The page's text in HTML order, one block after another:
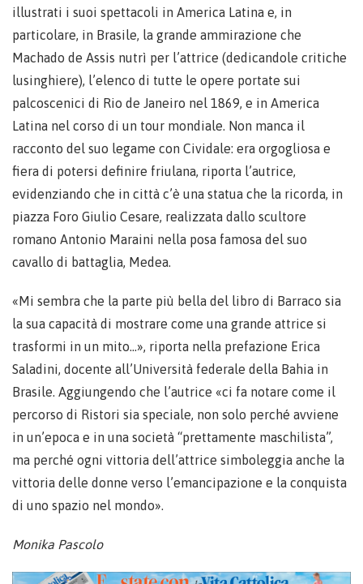
illustrati i suoi spettacoli in America Latina e, in
particolare, in Brasile, la grande ammirazione che
Machado de Assis nutrì per l’attrice (dedicandole critiche
lusinghiere), l’elenco di tutte le opere portate sui
palcoscenici di Rio de Janeiro nel 1869, e in America
Latina nel corso di un tour mondiale. Non manca il
racconto del suo legame con Cividale: era orgogliosa e
fiera di potersi definire friulana, riporta l’autrice,
evidenziando che in città c’è una statua che la ricorda, in
piazza Foro Giulio Cesare, realizzata dallo scultore
romano Antonio Maraini nella posa famosa del suo
cavallo di battaglia, Medea.
«Mi sembra che la parte più bella del libro di Barraco sia
la sua capacità di mostrare come una grande attrice si
trasformi in un mito…», riporta nella prefazione Erica
Saladini, docente all’Università federale della Bahia in
Brasile. Aggiungendo che l’autrice «ci fa notare come il
percorso di Ristori sia speciale, non solo perché avviene
in un’epoca e in una società “prettamente maschilista”,
ma perché ogni vittoria dell’attrice simboleggia anche la
vittoria delle donne verso l’emancipazione e la conquista
di uno spazio nel mondo».
Monika Pascolo